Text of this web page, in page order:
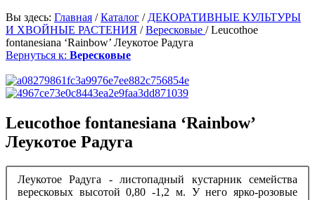
Вы здесь: Главная /Каталог / ДЕКОРАТИВНЫЕ КУЛЬТУРЫ
И ХВОЙНЫЕ РАСТЕНИЯ /Вересковые /Leucothoe
fontanesiana ‘Rainbow’ Леукотое Радуга
Вернуться к: Вересковые
Leucothoe fontanesiana ‘Rainbow’
Леукотое Радуга
Леукотое Радуга - листопадный кустарник семейства
вересковых высотой 0,80 -1,2 м. У него ярко-розовые